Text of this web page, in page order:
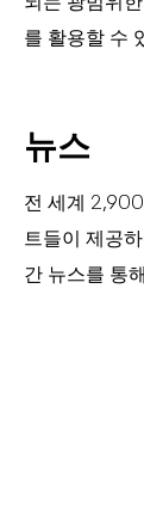
를 활용할 수
뉴스
전 세계
트들이 제공
간 뉴스를 통